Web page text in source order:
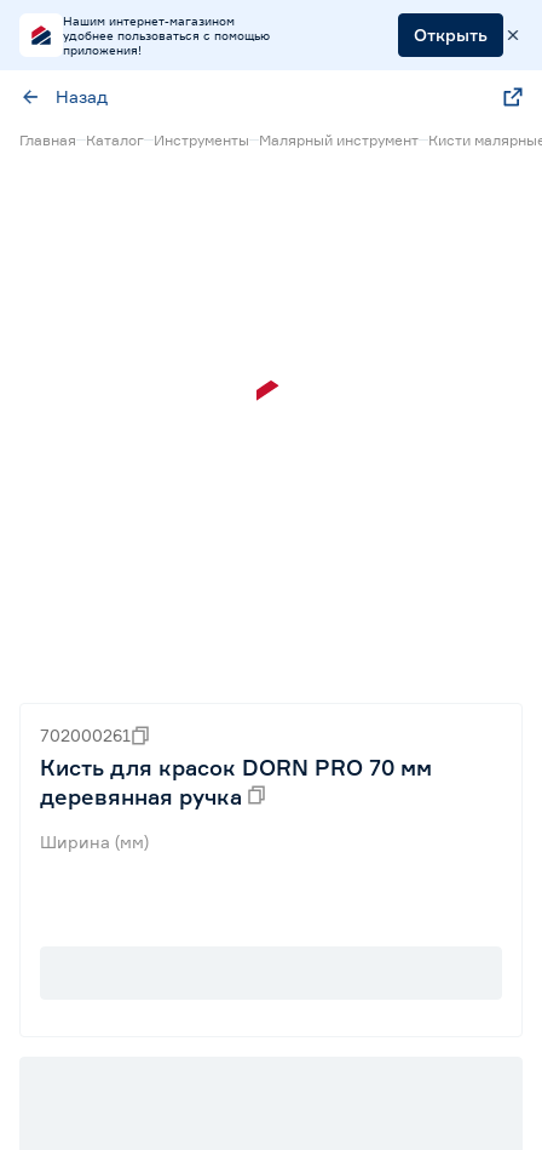
Нашим интернет-магазином
удобнее пользоваться с помощью
приложения!
Открыть
Назад
Главная Каталог Инструменты Малярный инструмент Кисти
702000261
Кисть для красок DORN PRO 70 мм
деревянная ручка
Ширина (мм)